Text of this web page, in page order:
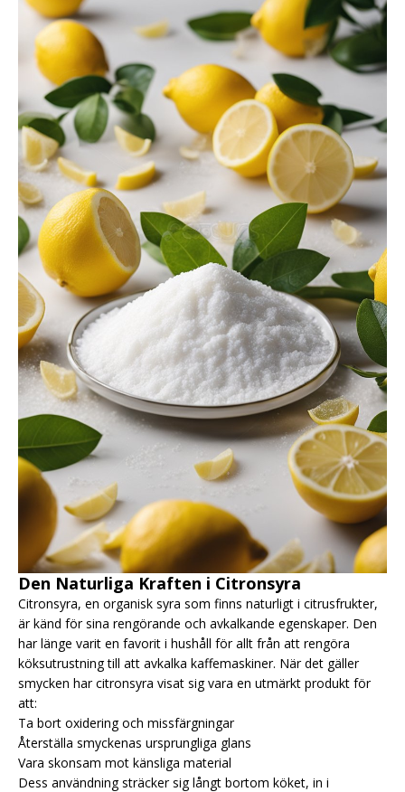
Den Naturliga Kraften i Citronsyra
Citronsyra, en organisk syra som finns naturligt i citrusfrukter,
är känd för sina rengörande och avkalkande egenskaper. Den
har länge varit en favorit i hushåll för allt från att rengöra
köksutrustning till att avkalka kaffemaskiner. När det gäller
smycken har citronsyra visat sig vara en utmärkt produkt för
att:
Ta bort oxidering och missfärgningar
Återställa smyckenas ursprungliga glans
Vara skonsam mot känsliga material
Dess användning sträcker sig långt bortom köket, in i